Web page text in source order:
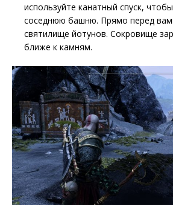
используйте канатный спуск,
соседнюю башню. Прямо перед
святилище йотунов. Сокровище
ближе к камням.